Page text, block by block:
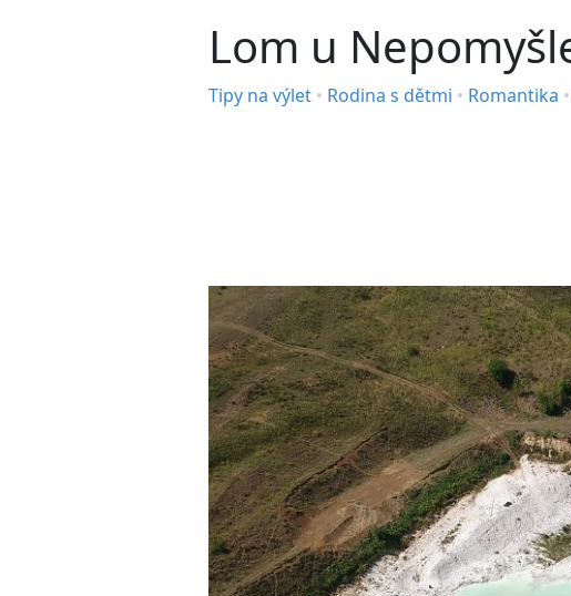
Lom u
Tipy na výlet • Rodina s dětmi • Romantika •